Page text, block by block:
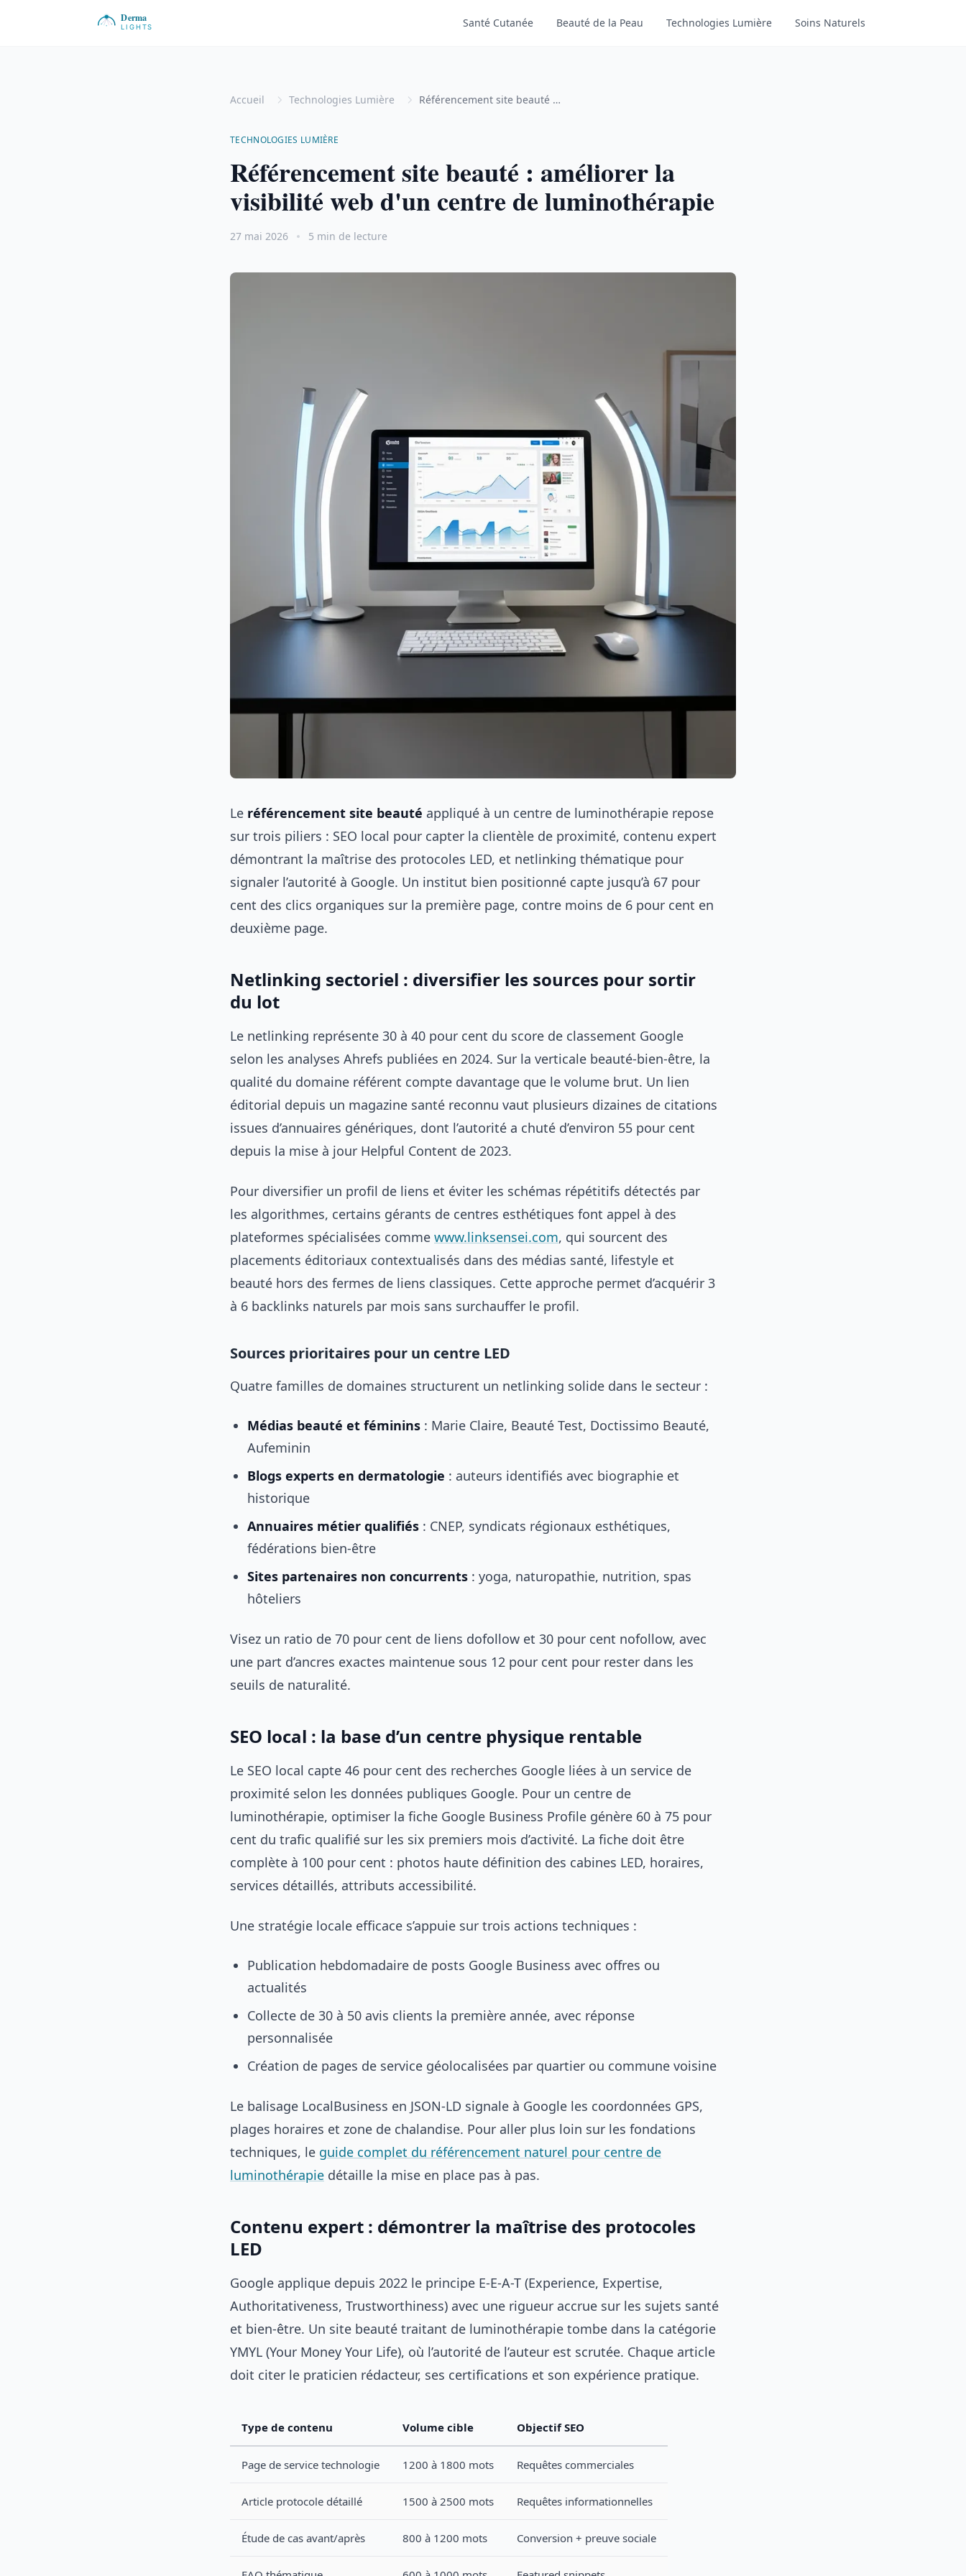
Santé Cutanée Beauté de la Peau Technologies Lumière Soins Naturels
Accueil Technologies Lumière Référencement site beauté : améliorer la visibilité web d'un centre de luminothérapie
TECHNOLOGIES LUMIÈRE
Référencement site beauté : améliorer la
visibilité web d'un centre de luminothérapie
27 mai 2026 5 min de lecture
Le référencement site beauté appliqué à un centre de luminothérapie repose
sur trois piliers : SEO local pour capter la clientèle de proximité, contenu expert
démontrant la maîtrise des protocoles LED, et netlinking thématique pour
signaler l’autorité à Google. Un institut bien positionné capte jusqu’à 67 pour
cent des clics organiques sur la première page, contre moins de 6 pour cent en
deuxième page.
Netlinking sectoriel : diversifier les sources pour sortir
du lot
Le netlinking représente 30 à 40 pour cent du score de classement Google
selon les analyses Ahrefs publiées en 2024. Sur la verticale beauté-bien-être, la
qualité du domaine référent compte davantage que le volume brut. Un lien
éditorial depuis un magazine santé reconnu vaut plusieurs dizaines de citations
issues d’annuaires génériques, dont l’autorité a chuté d’environ 55 pour cent
depuis la mise à jour Helpful Content de 2023.
Pour diversifier un profil de liens et éviter les schémas répétitifs détectés par
les algorithmes, certains gérants de centres esthétiques font appel à des
plateformes spécialisées comme www.linksensei.com, qui sourcent des
placements éditoriaux contextualisés dans des médias santé, lifestyle et
beauté hors des fermes de liens classiques. Cette approche permet d’acquérir 3
à 6 backlinks naturels par mois sans surchauffer le profil.
Sources prioritaires pour un centre LED
Quatre familles de domaines structurent un netlinking solide dans le secteur :
Médias beauté et féminins : Marie Claire, Beauté Test, Doctissimo Beauté,
Aufeminin
Blogs experts en dermatologie : auteurs identifiés avec biographie et
historique
Annuaires métier qualifiés : CNEP, syndicats régionaux esthétiques,
fédérations bien-être
Sites partenaires non concurrents : yoga, naturopathie, nutrition, spas
hôteliers
Visez un ratio de 70 pour cent de liens dofollow et 30 pour cent nofollow, avec
une part d’ancres exactes maintenue sous 12 pour cent pour rester dans les
seuils de naturalité.
SEO local : la base d’un centre physique rentable
Le SEO local capte 46 pour cent des recherches Google liées à un service de
proximité selon les données publiques Google. Pour un centre de
luminothérapie, optimiser la fiche Google Business Profile génère 60 à 75 pour
cent du trafic qualifié sur les six premiers mois d’activité. La fiche doit être
complète à 100 pour cent : photos haute définition des cabines LED, horaires,
services détaillés, attributs accessibilité.
Une stratégie locale efficace s’appuie sur trois actions techniques :
Publication hebdomadaire de posts Google Business avec offres ou
actualités
Collecte de 30 à 50 avis clients la première année, avec réponse
personnalisée
Création de pages de service géolocalisées par quartier ou commune voisine
Le balisage LocalBusiness en JSON-LD signale à Google les coordonnées GPS,
plages horaires et zone de chalandise. Pour aller plus loin sur les fondations
techniques, le guide complet du référencement naturel pour centre de
luminothérapie détaille la mise en place pas à pas.
Contenu expert : démontrer la maîtrise des protocoles
LED
Google applique depuis 2022 le principe E-E-A-T (Experience, Expertise,
Authoritativeness, Trustworthiness) avec une rigueur accrue sur les sujets santé
et bien-être. Un site beauté traitant de luminothérapie tombe dans la catégorie
YMYL (Your Money Your Life), où l’autorité de l’auteur est scrutée. Chaque article
doit citer le praticien rédacteur, ses certifications et son expérience pratique.
Type de contenu Volume cible Objectif SEO
Page de service technologie 1200 à 1800 mots Requêtes commerciales
Article protocole détaillé 1500 à 2500 mots Requêtes informationnelles
Étude de cas avant/après 800 à 1200 mots Conversion + preuve sociale